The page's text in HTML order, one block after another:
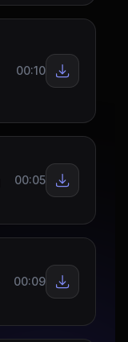
00:10
00:05
00:09